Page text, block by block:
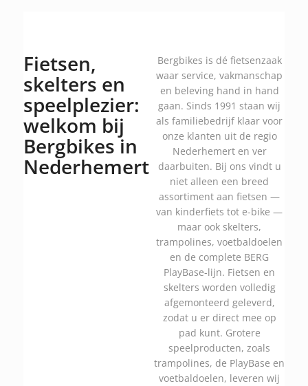
Fietsen,
skelters en
speelplezier:
welkom bij
Bergbikes in
Nederhemert
Bergbikes is dé fietsenzaak
waar service, vakmanschap
en beleving hand in hand
gaan. Sinds 1991 staan wij
als familiebedrijf klaar voor
onze klanten uit de regio
Nederhemert en ver
daarbuiten. Bij ons vindt u
niet alleen een breed
assortiment aan fietsen —
van kinderfiets tot e-bike —
maar ook skelters,
trampolines, voetbaldoelen
en de complete BERG
PlayBase-lijn. Fietsen en
skelters worden volledig
afgemonteerd geleverd,
zodat u er direct mee op
pad kunt. Grotere
speelproducten, zoals
trampolines, de PlayBase en
voetbaldoelen, leveren wij